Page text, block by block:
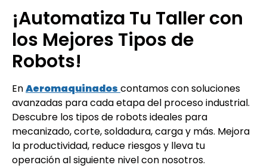
¡Automatiza Tu Taller con
los Mejores Tipos de
Robots!
EnAeromaquinados contamos con soluciones
avanzadas para cada etapa del proceso industrial.
Descubre los tipos de robots ideales para
mecanizado, corte, soldadura, carga y más. Mejora
la productividad, reduce riesgos y lleva tu
operación al siguiente nivel con nosotros.